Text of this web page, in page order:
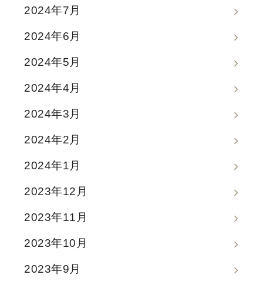
2024年7月
2024年6月
2024年5月
2024年4月
2024年3月
2024年2月
2024年1月
2023年12月
2023年11月
2023年10月
2023年9月